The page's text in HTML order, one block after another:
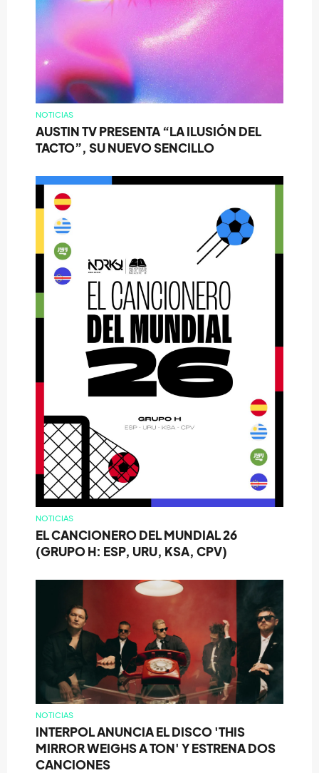
NOTICIAS
AUSTIN TV PRESENTA “LA ILUSIÓN DEL
TACTO”, SU NUEVO SENCILLO
NOTICIAS
EL CANCIONERO DEL MUNDIAL 26
(GRUPO H: ESP, URU, KSA, CPV)
NOTICIAS
INTERPOL ANUNCIA EL DISCO 'THIS
MIRROR WEIGHS A TON' Y ESTRENA DOS
CANCIONES